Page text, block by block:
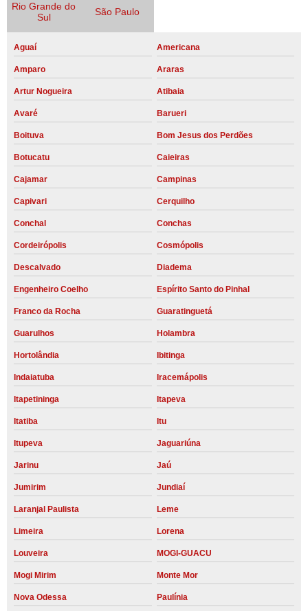
Rio Grande do
Sul
São Paulo
Aguaí Americana
Amparo Araras
Artur Nogueira Atibaia
Avaré Barueri
Boituva Bom Jesus dos Perdões
Botucatu Caieiras
Cajamar Campinas
Capivari Cerquilho
Conchal Conchas
Cordeirópolis Cosmópolis
Descalvado Diadema
Engenheiro Coelho Espírito Santo do Pinhal
Franco da Rocha Guaratinguetá
Guarulhos Holambra
Hortolândia Ibitinga
Indaiatuba Iracemápolis
Itapetininga Itapeva
Itatiba Itu
Itupeva Jaguariúna
Jarinu Jaú
Jumirim Jundiaí
Laranjal Paulista Leme
Limeira Lorena
Louveira MOGI-GUACU
Mogi Mirim Monte Mor
Nova Odessa Paulínia